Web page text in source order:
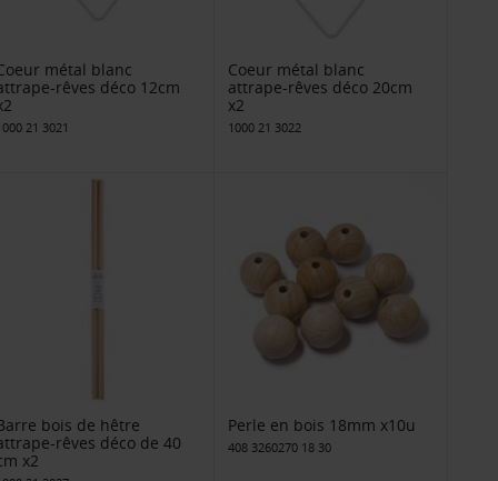
métal blanc
rêves déco 12cm
21 3021
Coeur métal blanc
attrape-rêves déco 20cm
x2
1000 21 3022
bois de hêtre
rêves déco de 40
x2
Perle en bois 18mm x10u
408 3260270 18 30